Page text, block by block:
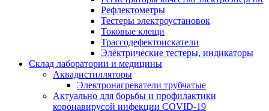
Рефлектометры
Тестеры электроустановок
Токовые клещи
Трассодефектоискатели
Электрические тестеры, индикаторы
Склад лаборатории и медицины
Аквадистилляторы
Электронагреватели трубчатые
Актуально для борьбы и профилактики
коронавирусой инфекции COVID-19